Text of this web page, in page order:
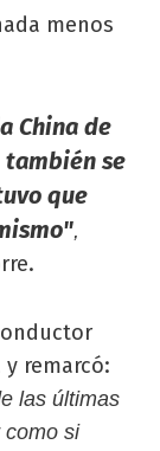
menos
China de
también se
que
,
remarcó:
las últimas
como si